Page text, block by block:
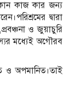
কাজ কার জন্য
দ্বারা
ও জুয়াচুরি
মধ্যেই অগৌরব
ও অপমানিত।তাই